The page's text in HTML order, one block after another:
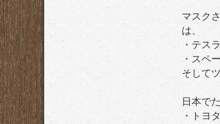
マスク
は、
・テス
・スペ
そして
日本で
・トヨ